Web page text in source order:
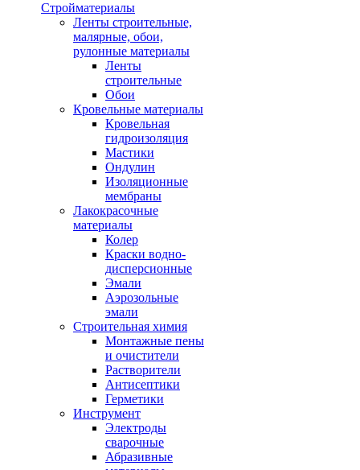
Стройматериалы
Ленты строительные,
малярные, обои,
рулонные материалы
Ленты
строительные
Обои
Кровельные материалы
Кровельная
гидроизоляция
Мастики
Ондулин
Изоляционные
мембраны
Лакокрасочные
материалы
Колер
Краски водно-
дисперсионные
Эмали
Аэрозольные
эмали
Строительная химия
Монтажные пены
и очистители
Растворители
Антисептики
Герметики
Инструмент
Электроды
сварочные
Абразивные